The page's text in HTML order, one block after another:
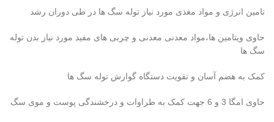
تامین انرژی و مواد مغذی مورد نیاز توله سگ ها در طی دوران رشد
حاوی ویتامین ها،مواد معدنی معدنی و چربی های مفید مورد نیاز بدن توله
سگ ها
کمک به هضم آسان و تقویت دستگاه گوارش توله سگ ها
حاوی امگا 3 و 6 جهت کمک به طراوات و درخشندگی پوست و موی سگ